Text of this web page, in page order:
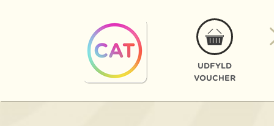
UDFYLD
VOUCHER